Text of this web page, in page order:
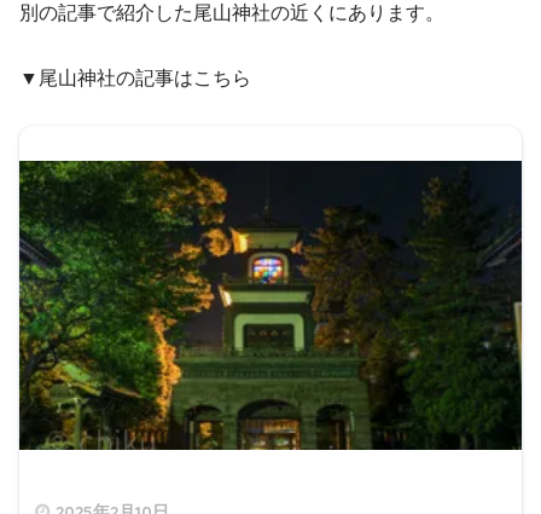
別の記事で紹介した尾山神社の近くにあります。
▼尾山神社の記事はこちら